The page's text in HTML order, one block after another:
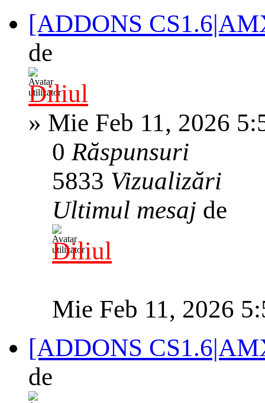
[ADDONS
de
Diliul
» Mie Feb 11, 2026
0Răspunsuri
5833 Vizualizări
Ultimul mesaj de
Diliul
Mie Feb 11, 2026
[ADDONS
de